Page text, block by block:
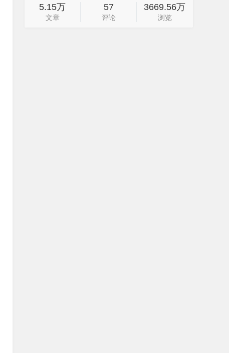
5.15万
文章
57
评论
3669.56万
浏览